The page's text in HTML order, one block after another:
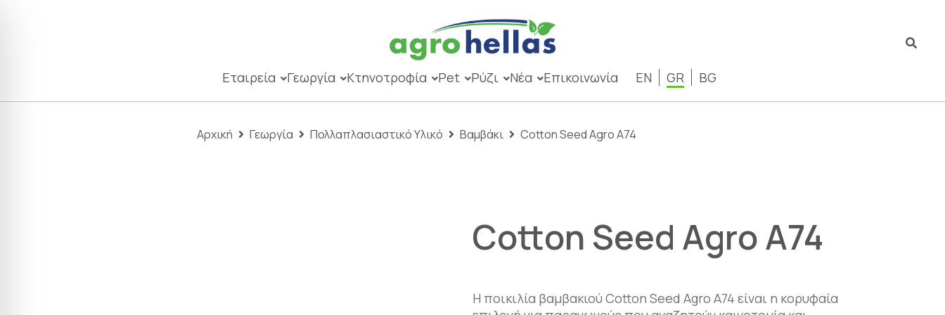
Εταιρεία Γεωργία Κτηνοτροφία Pet Ρύζι Νέα Επικοινωνία EN GR BG
Αρχική Γεωργία Πολλαπλασιαστικό Υλικό Βαμβάκι Cotton Seed Agro A74
Cotton Seed Agro A74
Η ποικιλία βαμβακιού Cotton Seed Agro Α74 είναι η κορυφαία